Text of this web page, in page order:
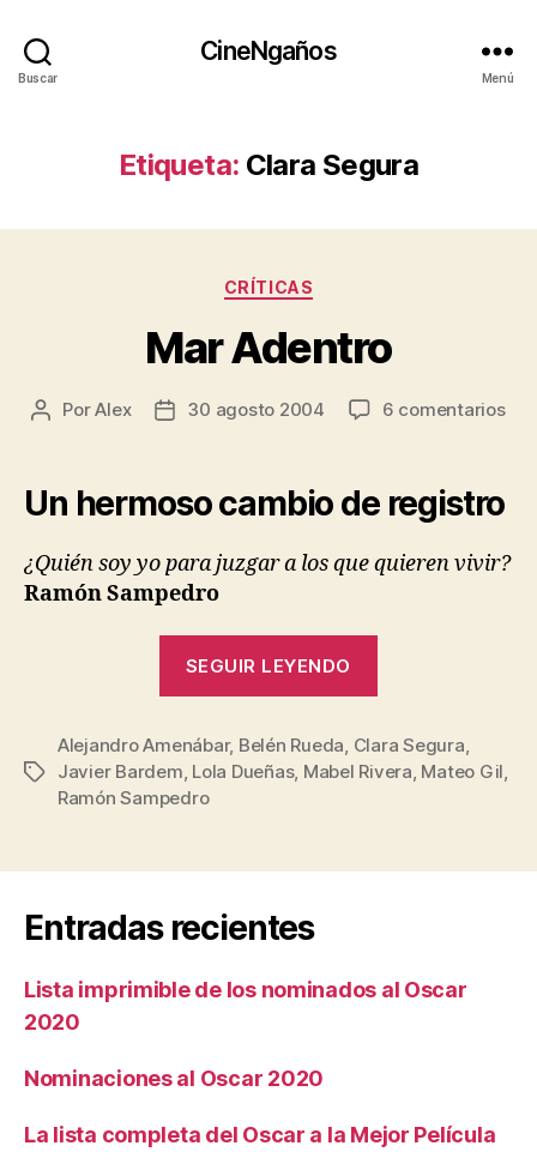
Buscar
CineNgaños
Menú
Etiqueta: Clara Segura
Categorías
CRÍTICAS
Mar Adentro
Autor
entrada
PorAlex
Fecha30 agosto 2004 6 comentariosen
Un hermoso cambio de registro
¿Quién soy yo para juzgar a los que quieren vivir?
Ramón Sampedro
SEGUIR LEYENDO
Etiquetas
Alejandro Amenábar, Belén Rueda, Clara Segura,
Javier Bardem, Lola Dueñas, Mabel Rivera, Mateo Gil,
Ramón Sampedro
Entradas recientes
Lista imprimible de los nominados al Oscar
2020
Nominaciones al Oscar 2020
La lista completa del Oscar a la Mejor Película